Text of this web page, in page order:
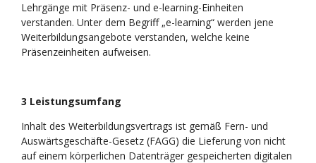
Lehrgänge mit Präsenz- und e-learning-Einheiten
verstanden. Unter dem Begriff „e-learning“ werden jene
Weiterbildungsangebote verstanden, welche keine
Präsenzeinheiten aufweisen.
3 Leistungsumfang
Inhalt des Weiterbildungsvertrags ist gemäß Fern- und
Auswärtsgeschäfte-Gesetz (FAGG) die Lieferung von nicht
auf einem körperlichen Datenträger gespeicherten digitalen